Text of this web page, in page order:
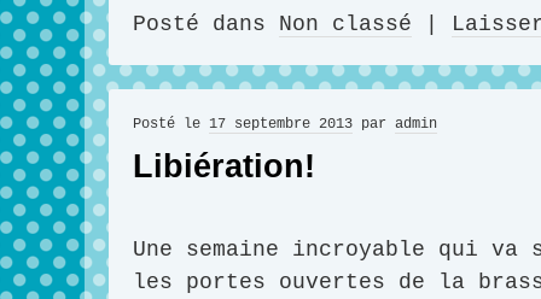
Posté dans Non classé
Libiération!
Posté le 17 septembre 2013 par admin
Une semaine incroyable qui va
les portes ouvertes de la